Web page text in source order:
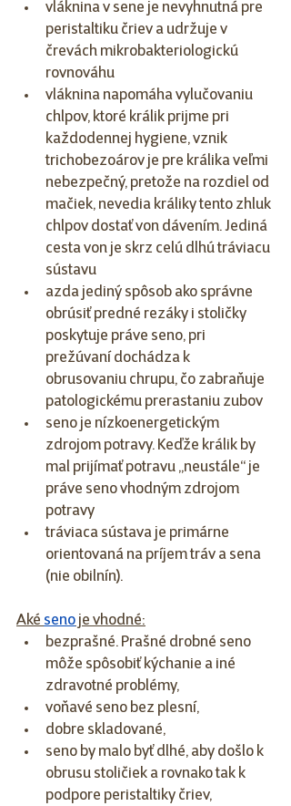
vláknina v sene je nevyhnutná pre
peristaltiku čriev a udržuje v
črevách mikrobakteriologickú
rovnováhu
vláknina napomáha vylučovaniu
chlpov, ktoré králik prijme pri
každodennej hygiene, vznik
trichobezoárov je pre králika veľmi
nebezpečný, pretože na rozdiel od
mačiek, nevedia králiky tento zhluk
chlpov dostať von dávením. Jediná
cesta von je skrz celú dlhú tráviacu
sústavu
azda jediný spôsob ako správne
obrúsiť predné rezáky i stoličky
poskytuje práve seno, pri
prežúvaní dochádza k
obrusovaniu chrupu, čo zabraňuje
patologickému prerastaniu zubov
seno je nízkoenergetickým
zdrojom potravy. Keďže králik by
mal prijímať potravu „neustále“ je
práve seno vhodným zdrojom
potravy
tráviaca sústava je primárne
orientovaná na príjem tráv a sena
(nie obilnín).
Aké seno je vhodné:
bezprašné. Prašné drobné seno
môže spôsobiť kýchanie a iné
zdravotné problémy,
voňavé seno bez plesní,
dobre skladované,
seno by malo byť dlhé, aby došlo k
obrusu stoličiek a rovnako tak k
podpore peristaltiky čriev,